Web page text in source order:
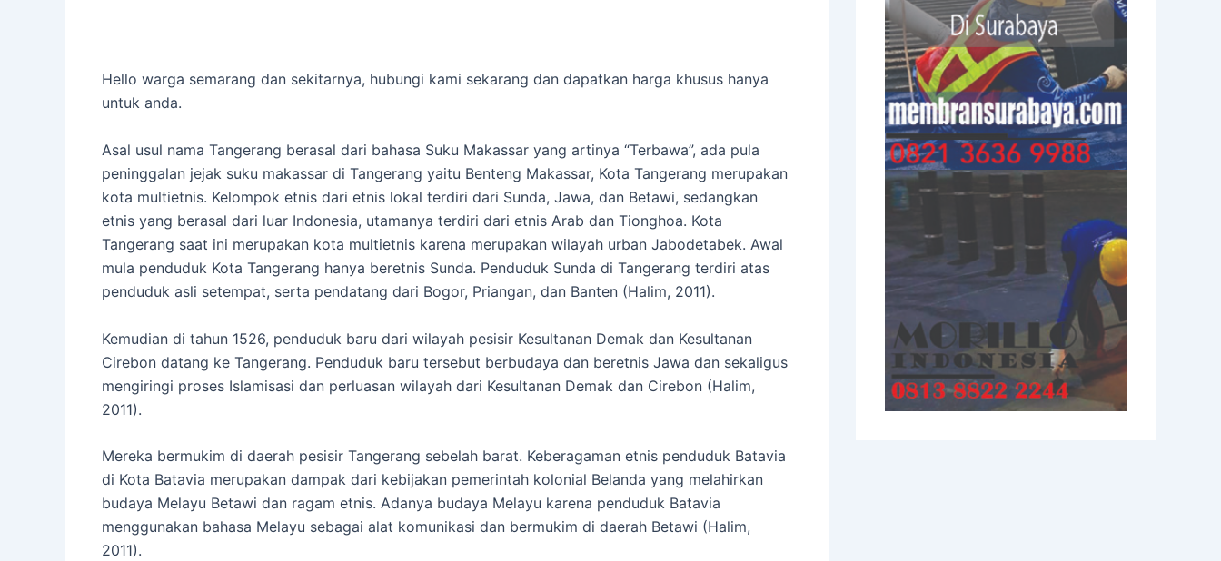
Hello warga semarang dan sekitarnya, hubungi kami sekarang dan dapatkan harga khusus hanya
untuk anda.
Asal usul nama Tangerang berasal dari bahasa Suku Makassar yang artinya “Terbawa”, ada pula
peninggalan jejak suku makassar di Tangerang yaitu Benteng Makassar, Kota Tangerang merupakan
kota multietnis. Kelompok etnis dari etnis lokal terdiri dari Sunda, Jawa, dan Betawi, sedangkan
etnis yang berasal dari luar Indonesia, utamanya terdiri dari etnis Arab dan Tionghoa. Kota
Tangerang saat ini merupakan kota multietnis karena merupakan wilayah urban Jabodetabek. Awal
mula penduduk Kota Tangerang hanya beretnis Sunda. Penduduk Sunda di Tangerang terdiri atas
penduduk asli setempat, serta pendatang dari Bogor, Priangan, dan Banten (Halim, 2011).
Kemudian di tahun 1526, penduduk baru dari wilayah pesisir Kesultanan Demak dan Kesultanan
Cirebon datang ke Tangerang. Penduduk baru tersebut berbudaya dan beretnis Jawa dan sekaligus
mengiringi proses Islamisasi dan perluasan wilayah dari Kesultanan Demak dan Cirebon (Halim,
2011).
Mereka bermukim di daerah pesisir Tangerang sebelah barat. Keberagaman etnis penduduk Batavia
di Kota Batavia merupakan dampak dari kebijakan pemerintah kolonial Belanda yang melahirkan
budaya Melayu Betawi dan ragam etnis. Adanya budaya Melayu karena penduduk Batavia
menggunakan bahasa Melayu sebagai alat komunikasi dan bermukim di daerah Betawi (Halim,
2011).